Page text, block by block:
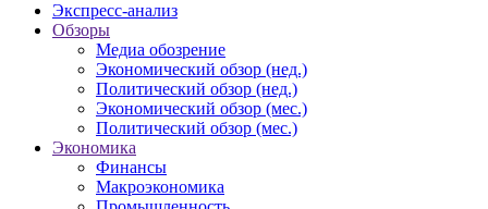
Экспресс-анализ
Обзоры
Медиа обозрение
Экономический обзор (нед.)
Политический обзор (нед.)
Экономический обзор (мес.)
Политический обзор (мес.)
Экономика
Финансы
Макроэкономика